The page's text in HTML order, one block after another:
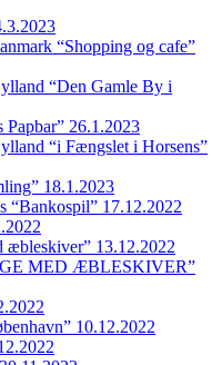
“Shopping og cafe”
“Den Gamle By i
Papbar” 26.1.2023
“i Fængslet i Horsens”
18.1.2023
“Bankospil” 17.12.2022
æbleskiver” 13.12.2022
MED ÆBLESKIVER”
10.12.2022